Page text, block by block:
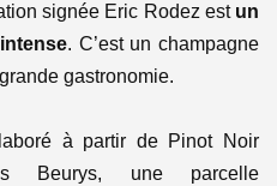
signée Eric Rodez est un
. C’est un champagne
gastronomie.
à partir de Pinot Noir
Beurys, une parcelle